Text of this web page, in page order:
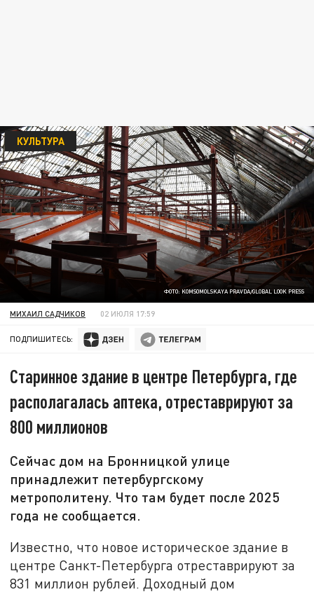
ФОТО: KOMSOMOLSKAYA PRAVDA/GLOBAL LOOK PRESS
КУЛЬТУРА
МИХАИЛ САДЧИКОВ 02 ИЮЛЯ 17:59
ПОДПИШИТЕСЬ:
Старинное здание в центре Петербурга, где
располагалась аптека, отреставрируют за
800 миллионов
Сейчас дом на Бронницкой улице
принадлежит петербургскому
метрополитену. Что там будет после 2025
года не сообщается.
Известно, что новое историческое здание в
центре Санкт-Петербурга отреставрируют за
831 миллион рублей. Доходный дом